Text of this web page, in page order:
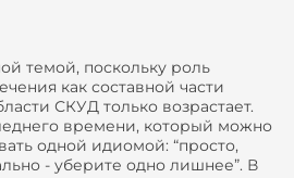
темой, поскольку роль
как составной части
СКУД только возрастает.
времени, который можно
одной идиомой: “просто,
- уберите одно лишнее”. В